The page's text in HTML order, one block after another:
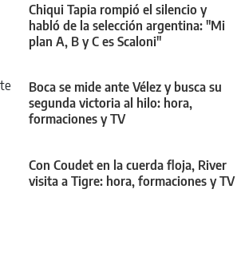
Chiqui Tapia rompió el silencio y
habló de la selección argentina: "Mi
plan A, B y C es Scaloni"
Boca se mide ante Vélez y busca su
segunda victoria al hilo: hora,
formaciones y TV
Con Coudet en la cuerda floja, River
visita a Tigre: hora, formaciones y TV